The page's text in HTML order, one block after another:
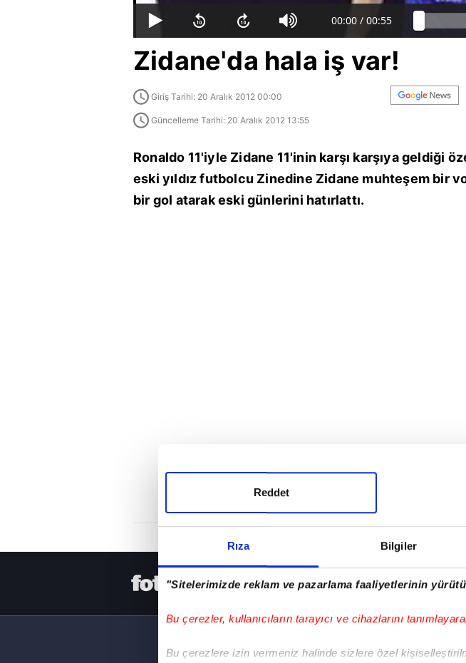
Rıza Bilgiler
"Sitelerimizde reklam ve pazarlama faaliyetlerinin
Bu çerezler, kullanıcıların tarayıcı ve cihazlarını
Bu çerezlere izin vermeniz halinde sizlere özel
Reddet
00:00 / 00:55
Zidane'da hala iş var!
Giriş Tarihi: 20 Aralık 2012 00:00
Güncelleme Tarihi: 20 Aralık 2012 13:55
Ronaldo 11'iyle Zidane 11'inin karşı karşıya geldiği
eski yıldız futbolcu Zinedine Zidane muhteşem bir
bir gol atarak eski günlerini hatırlattı.
HER YERDE!